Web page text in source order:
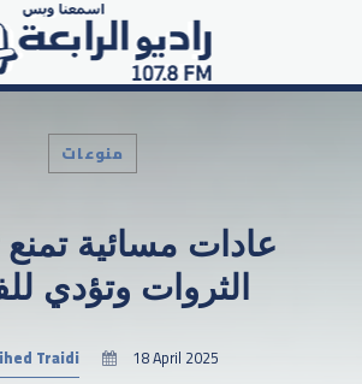
in the website:
منوعات
عادات مسائية
الثروات وتؤدي
Traidi 18 April 2025